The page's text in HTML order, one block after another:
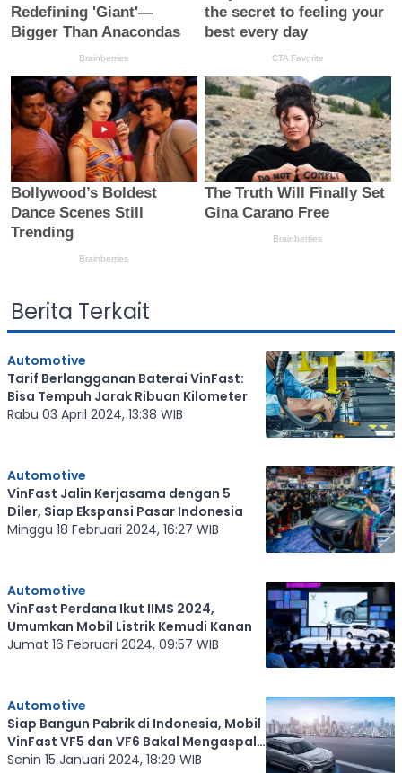
Berita Terkait
Automotive
Tarif Berlangganan Baterai VinFast:
Bisa Tempuh Jarak Ribuan Kilometer
Rabu 03 April 2024, 13:38 WIB
Automotive
VinFast Jalin Kerjasama dengan 5
Diler, Siap Ekspansi Pasar Indonesia
Minggu 18 Februari 2024, 16:27 WIB
Automotive
VinFast Perdana Ikut IIMS 2024,
Umumkan Mobil Listrik Kemudi Kanan
Jumat 16 Februari 2024, 09:57 WIB
Automotive
Siap Bangun Pabrik di Indonesia, Mobil
VinFast VF5 dan VF6 Bakal Mengaspal
di Indonesia
Senin 15 Januari 2024, 18:29 WIB